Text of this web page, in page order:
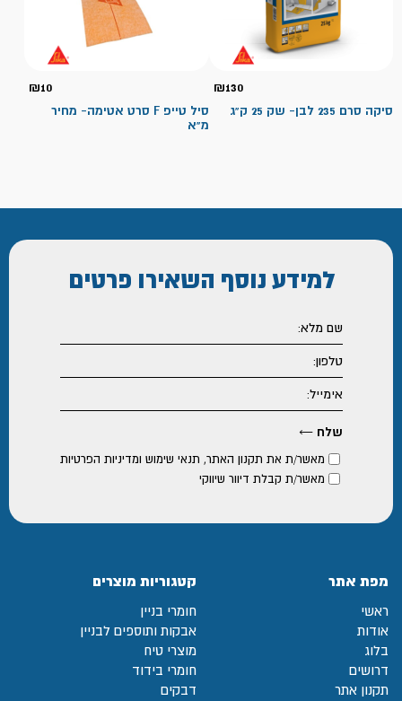
₪130
סיקה סרם 235 לבן- שק 25 ק"ג
₪10
סיל טייפ F סרט אטימה- מחיר
מ"א
למידע נוסף השאירו פרטים
מאשר/ת את תקנון האתר, תנאי שימוש ומדיניות הפרטיות
מאשר/ת קבלת דיוור שיווקי
מפת אתר
ראשי
אודות
בלוג
דרושים
תקנון אתר
קטגוריות מוצרים
חומרי בניין
אבקות ותוספים לבניין
מוצרי טיח
חומרי בידוד
דבקים